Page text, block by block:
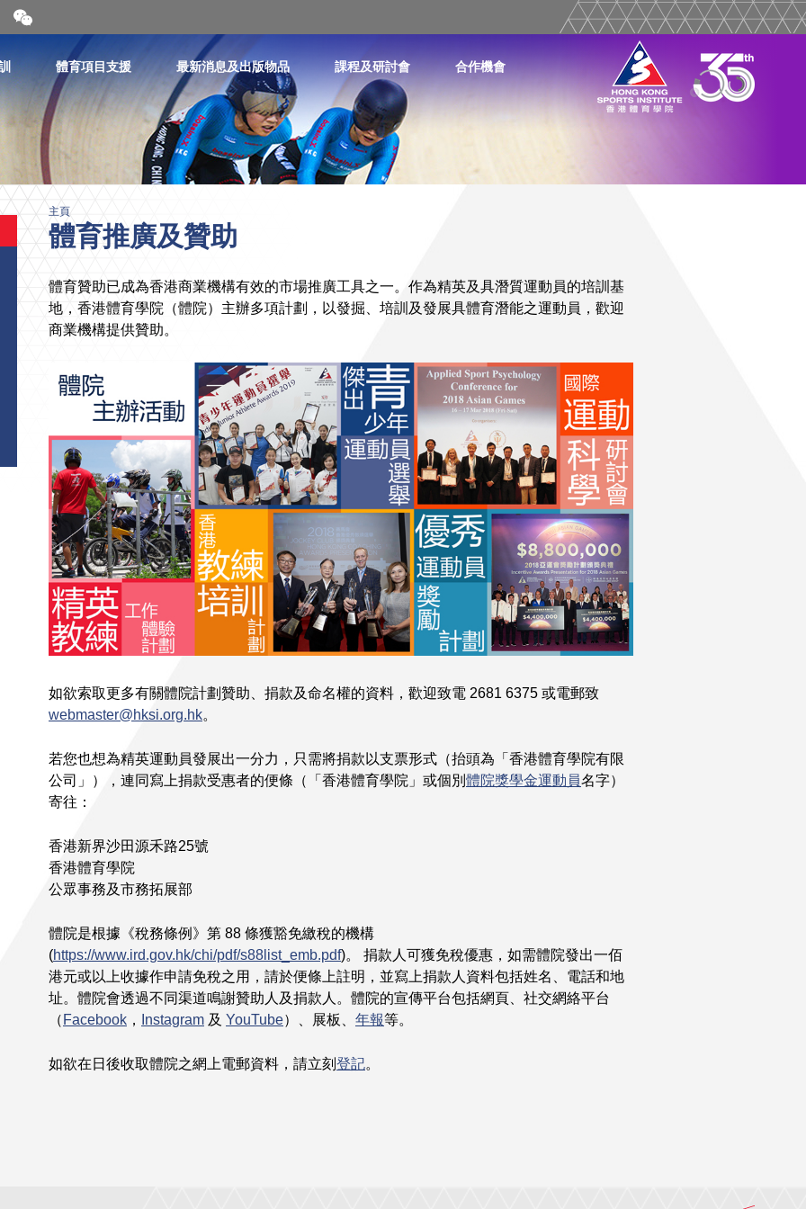
開
合
二
維
碼
體育項目支援 最新消息及出版物品 課程及研討會 合作機會
主頁
體育推廣及贊助
體育贊助已成為香港商業機構有效的市場推廣工具之一。作為精英及具潛質運動員的培訓基
地，香港體育學院（體院）主辦多項計劃，以發掘、培訓及發展具體育潛能之運動員，歡迎
商業機構提供贊助。
如欲索取更多有關體院計劃贊助、捐款及命名權的資料，歡迎致電 2681 6375 或電郵致
webmaster@hksi.org.hk。
若您也想為精英運動員發展出一分力，只需將捐款以支票形式（抬頭為「香港體育學院有限
公司」），連同寫上捐款受惠者的便條（「香港體育學院」或個別體院獎學金運動員名字）
寄往：
香港新界沙田源禾路25號
香港體育學院
公眾事務及市務拓展部
體院是根據《稅務條例》第 88 條獲豁免繳稅的機構
(https://www.ird.gov.hk/chi/pdf/s88list_emb.pdf)。 捐款人可獲免稅優惠，如需體院發出一佰
港元或以上收據作申請免稅之用，請於便條上註明，並寫上捐款人資料包括姓名、電話和地
址。體院會透過不同渠道鳴謝贊助人及捐款人。體院的宣傳平台包括網頁、社交網絡平台
（Facebook ， Instagram 及 YouTube）、展板、 年報等。
如欲在日後收取體院之網上電郵資料，請立刻登記。